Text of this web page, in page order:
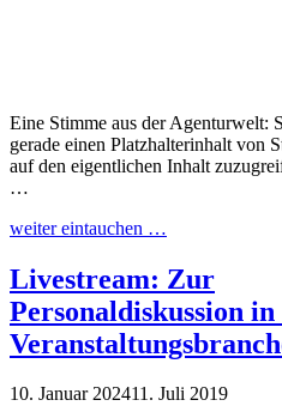
Eine Stimme aus der Agenturwelt:
gerade einen Platzhalterinhalt von
auf den eigentlichen Inhalt
…
weiter eintauchen …
Livestream: Zur
Personaldiskussion
10. Januar 202411. Juli 2019